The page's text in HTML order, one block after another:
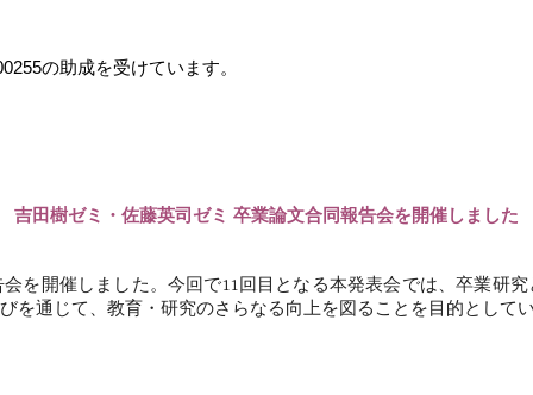
の助成を受けています。
吉田樹ゼミ・佐藤英司ゼミ 卒業論文合同報告会を開催しました
を開催しました。今回で11回目となる本発表会では、卒業研
を通じて、教育・研究のさらなる向上を図ることを目的として